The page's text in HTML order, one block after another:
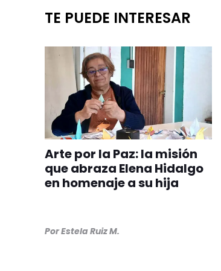
TE PUEDE INTERESAR
Arte por la Paz: la misión
que abraza Elena Hidalgo
en homenaje a su hija
PorEstela Ruiz M.